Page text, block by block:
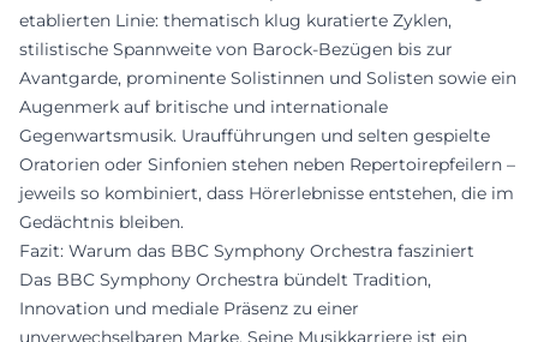
etablierten Linie: thematisch klug kuratierte Zyklen,
stilistische Spannweite von Barock-Bezügen bis zur
Avantgarde, prominente Solistinnen und Solisten sowie ein
Augenmerk auf britische und internationale
Gegenwartsmusik. Uraufführungen und selten gespielte
Oratorien oder Sinfonien stehen neben Repertoirepfeilern –
jeweils so kombiniert, dass Hörerlebnisse entstehen, die im
Gedächtnis bleiben.
Fazit: Warum das BBC Symphony Orchestra fasziniert
Das BBC Symphony Orchestra bündelt Tradition,
Innovation und mediale Präsenz zu einer
unverwechselbaren Marke. Seine Musikkarriere ist ein